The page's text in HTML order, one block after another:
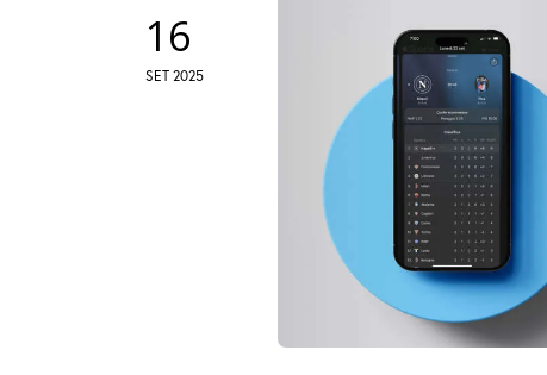
16
SET 2025